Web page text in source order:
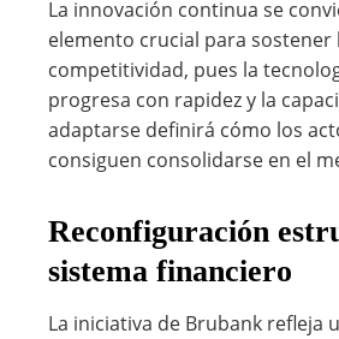
La innovación continua se
elemento crucial para sostener
competitividad, pues la
progresa con rapidez y la
adaptarse definirá cómo los
consiguen consolidarse en el
Reconfiguración
sistema financiero
La iniciativa de Brubank refleja